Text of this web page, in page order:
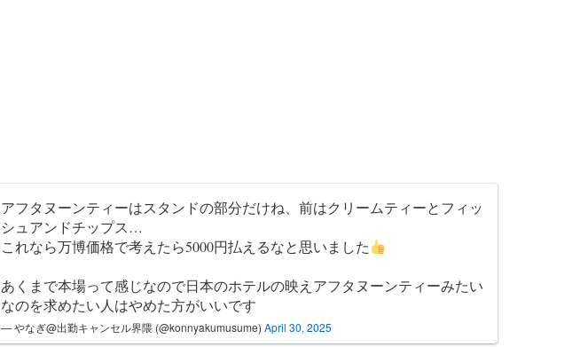
アフタヌーンティーはスタンドの部分だけね、前はクリームティーとフィッ
シュアンドチップス…
これなら万博価格で考えたら5000円払えるなと思いました
あくまで本場って感じなので日本のホテルの映えアフタヌーンティーみたい
なのを求めたい人はやめた方がいいです
— やなぎ@出勤キャンセル界隈 (@konnyakumusume) April 30, 2025